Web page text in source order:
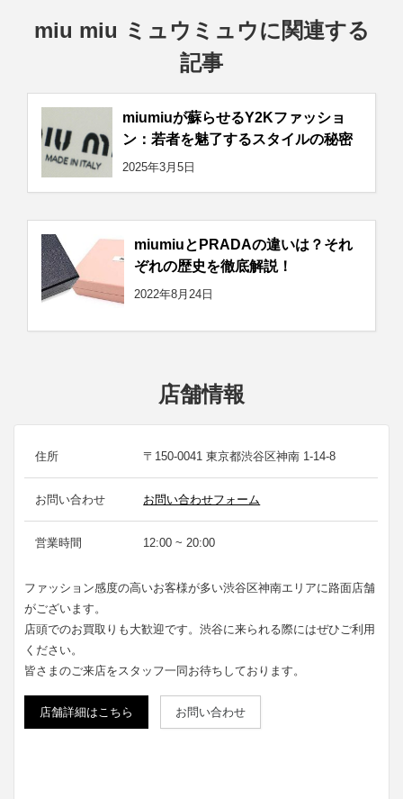
miu miu ミュウミュウに関連する
記事
miumiuが蘇らせるY2Kファッショ
ン：若者を魅了するスタイルの秘密
2025年3月5日
miumiuとPRADAの違いは？それ
ぞれの歴史を徹底解説！
2022年8月24日
店舗情報
住所 〒150-0041 東京都渋谷区神南 1-14-8
お問い合わせ お問い合わせフォーム
営業時間 12:00 ~ 20:00
ファッション感度の高いお客様が多い渋谷区神南エリアに路面店舗
がございます。
店頭でのお買取りも大歓迎です。渋谷に来られる際にはぜひご利用
ください。
皆さまのご来店をスタッフ一同お待ちしております。
店舗詳細はこちら お問い合わせ